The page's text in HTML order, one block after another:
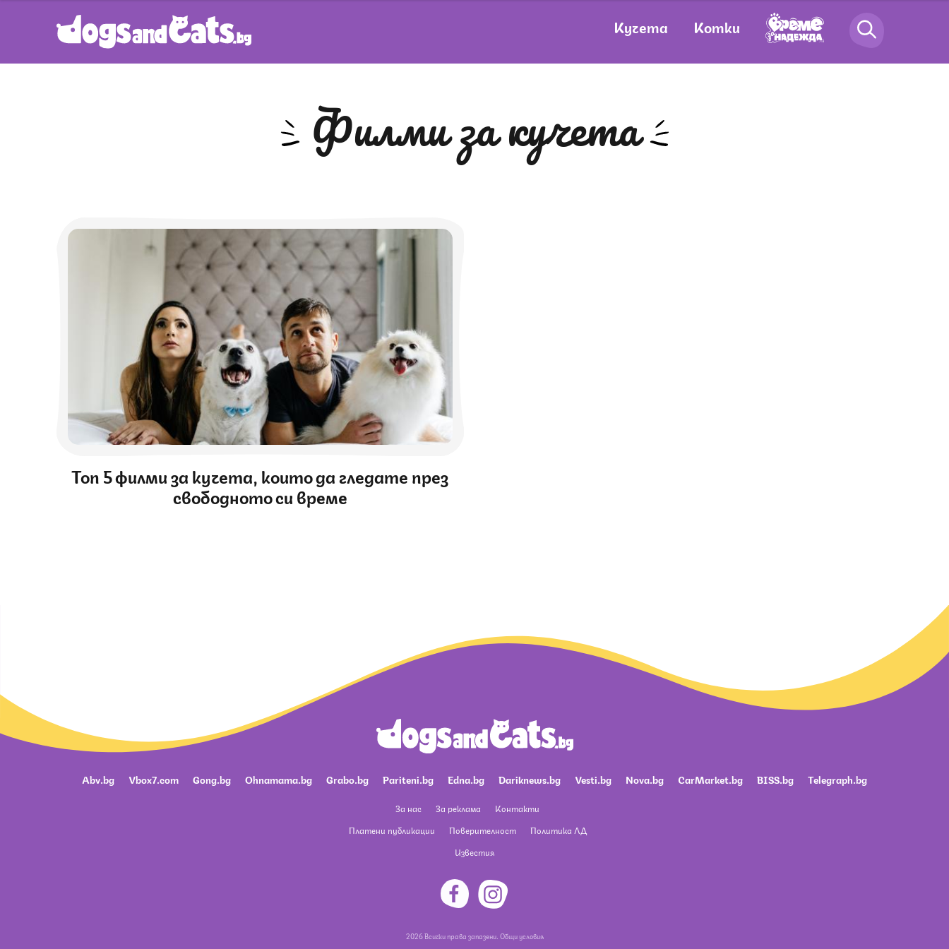
Кучета Котки
филми за кучета
Топ 5 филми за кучета, които да гледате през
свободното си време
Abv.bg Vbox7.com Gong.bg Ohnamama.bg Grabo.bg Pariteni.bg Edna.bg Dariknews.bg Vesti.bg Nova.bg CarMarket.bg BISS.bg Telegraph.bg
За нас За реклама
Контакти
Платени публикации
Поверителност
Политика ЛД
Известия
2026 Всички права запазени. Общи условия